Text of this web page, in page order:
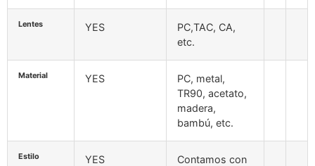
Lentes YES
PC,TAC, CA,
etc.
Material YES
PC, metal,
TR90, acetato,
madera,
bambú, etc.
Estilo YES
Contamos con